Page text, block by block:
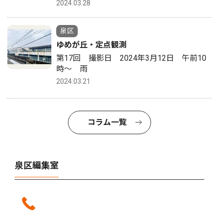
2024.03.28
泉区
ゆめが丘・定点観測
第17回 撮影日 2024年3月12日 午前10
時〜 雨
2024.03.21
コラム一覧
泉区編集室